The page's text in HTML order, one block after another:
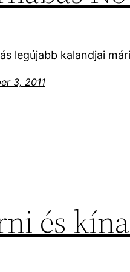
legújabb kalandjai
3, 2011
és